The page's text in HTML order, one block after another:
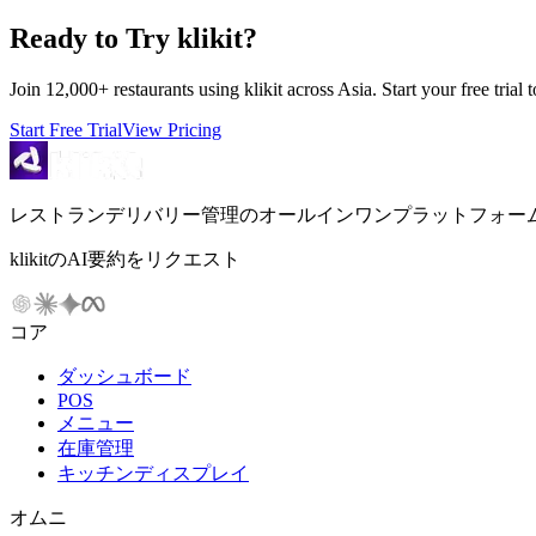
Ready to Try klikit?
Join 12,000+ restaurants using klikit across Asia. Start your free trial
Start Free TrialView Pricing
レストランデリバリー管理のオールインワンプラットフォー
klikitのAI要約をリクエスト
コア
ダッシュボード
POS
メニュー
在庫管理
キッチンディスプレイ
オムニ